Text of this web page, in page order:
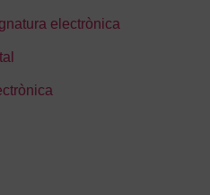
electrònica